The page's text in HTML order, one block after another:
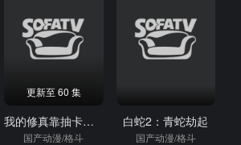
更新至 60 集
我的修真靠抽卡第二季
国产动漫/格斗
白蛇2：青蛇劫起
国产动漫/格斗